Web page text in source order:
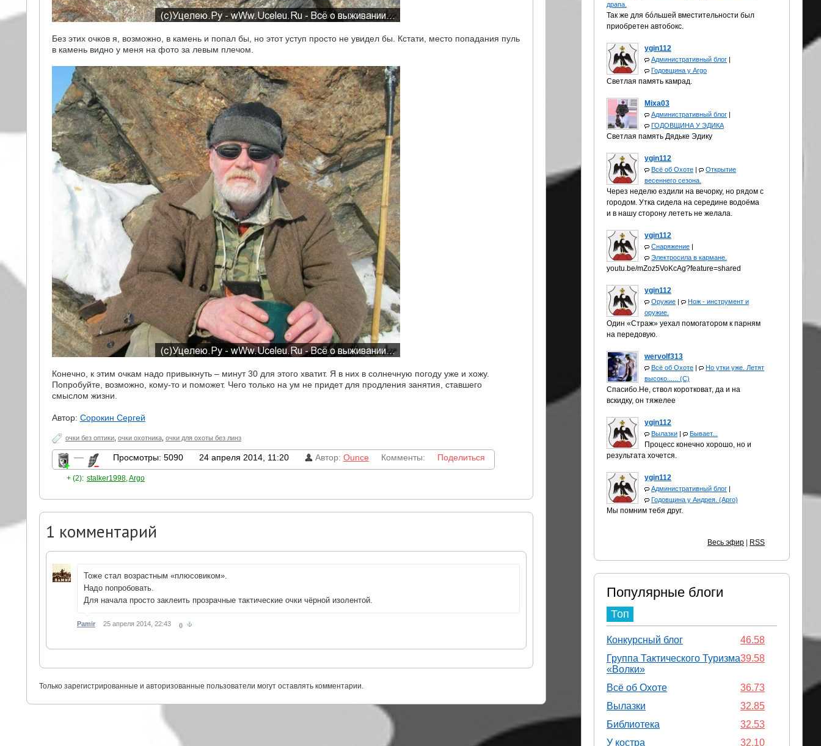
драпа.
Так же для бóльшей вместительности был
приобретен автобокс.
ygin112
Административный блог |
Годовщина у Аrgo
Светлая память камрад.
Mixa03
Административный блог |
ГОДОВЩИНА У ЭДИКА
Светлая память Дядьке Эдику
ygin112
Всё об Охоте |
Открытие
весеннего сезона.
Через неделю ездили на вечорку, но рядом с
городом. Утка сидела на середине водоёма
и в нашу сторону лететь не желала.
ygin112
Снаряжение |
Электросила в кармане.
youtu.be/mZoz5VoKcAg?feature=shared
ygin112
Оружие |
Нож - инструмент и
оружие.
Один «Страж» уехал помогатором к парням
на передовую.
wervolf313
Всё об Охоте |
Но утки уже. Летят
высоко...... (С)
Спасибо.Не, ствол коротковат, да и на
вскидку, он тяжелее
ygin112
Вылазки | Бывает...
Процесс конечно хорошо, но и
результата хочется.
ygin112
Административный блог |
Годовщина у Андрея. (Арго)
Мы помним тебя друг.
Весь эфир RSS
Популярные блоги
Топ
46.58
Конкурсный блог
39.58
Группа Тактического Туризма
«Волки»
36.73
Всё об Охоте
32.85
Вылазки
32.53
Библиотека
32.10
У костра
Без этих очков я, возможно, в камень и попал бы, но этот уступ просто не увидел бы. Кстати, место попадания пуль
в камень видно у меня на фото за левым плечом.
Конечно, к этим очкам надо привыкнуть – минут 30 для этого хватит. Я в них в солнечную погоду уже и хожу.
Попробуйте, возможно, кому-то и поможет. Чего только на ум не придет для продления занятия, ставшего
смыслом жизни.
Автор: Сорокин Сергей
очки без оптики, очки охотника, очки для охоты без линз
— Просмотры: 5090 24 апреля 2014, 11:20 Автор: Ounce Комменты: Поделиться
+ (2): stalker1998,Argo
1 комментарий
Тоже стал возрастным «плюсовиком».
Надо попробовать.
Для начала просто заклеить прозрачные тактические очки чёрной изолентой.
Pamir 25 апреля 2014, 22:43 0
Только зарегистрированные и авторизованные пользователи могут оставлять комментарии.